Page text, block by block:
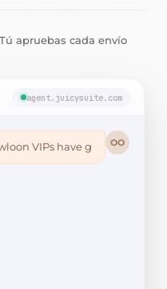
Tú apruebas cada envío
agent.juicysuite.com
OO
gone quiet
wi